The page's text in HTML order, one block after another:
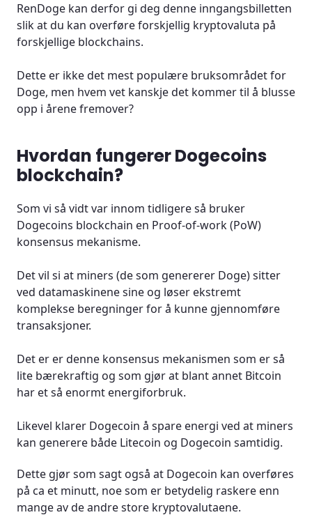
RenDoge kan derfor gi deg denne inngangsbilletten
slik at du kan overføre forskjellig kryptovaluta på
forskjellige blockchains.
Dette er ikke det mest populære bruksområdet for
Doge, men hvem vet kanskje det kommer til å blusse
opp i årene fremover?
Hvordan fungerer Dogecoins
blockchain?
Som vi så vidt var innom tidligere så bruker
Dogecoins blockchain en Proof-of-work (PoW)
konsensus mekanisme.
Det vil si at miners (de som genererer Doge) sitter
ved datamaskinene sine og løser ekstremt
komplekse beregninger for å kunne gjennomføre
transaksjoner.
Det er er denne konsensus mekanismen som er så
lite bærekraftig og som gjør at blant annet Bitcoin
har et så enormt energiforbruk.
Likevel klarer Dogecoin å spare energi ved at miners
kan generere både Litecoin og Dogecoin samtidig.
Dette gjør som sagt også at Dogecoin kan overføres
på ca et minutt, noe som er betydelig raskere enn
mange av de andre store kryptovalutaene.